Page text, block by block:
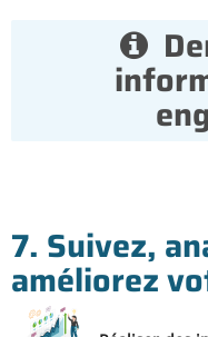
7. Suivez,
améliorez